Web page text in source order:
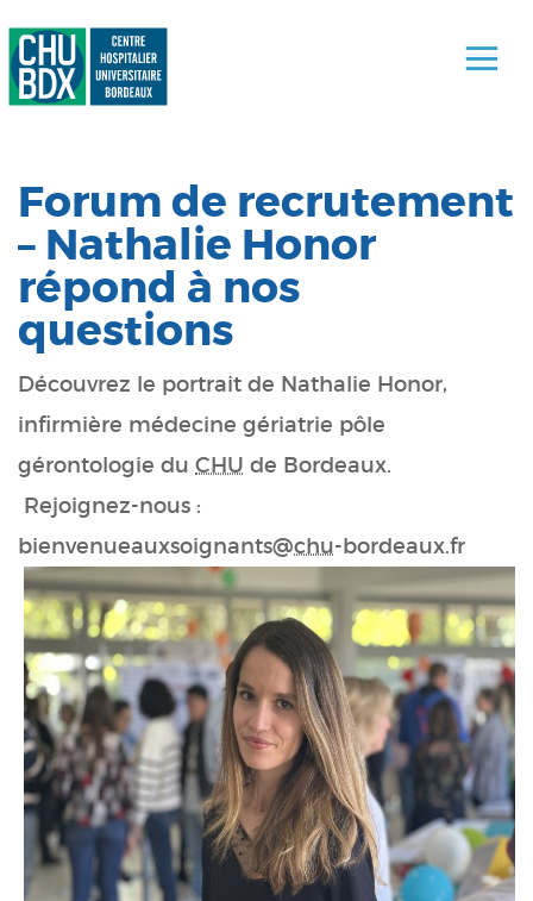
Forum de recrutement
– Nathalie Honor
répond à nos
questions
Découvrez le portrait de Nathalie Honor,
infirmière médecine gériatrie pôle
gérontologie du CHU de Bordeaux.
Rejoignez-nous :
bienvenueauxsoignants@chu-bordeaux.fr